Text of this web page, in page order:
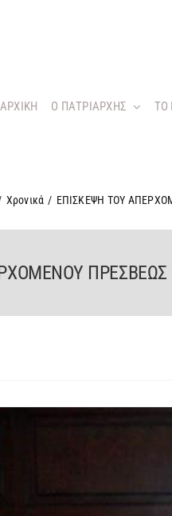
ΑΡΧΙΚΗ O ΠΑΤΡΙΑΡΧΗΣ ΤΟ
Χρονικά / ΕΠΙΣΚΕΨΗ ΤΟΥ